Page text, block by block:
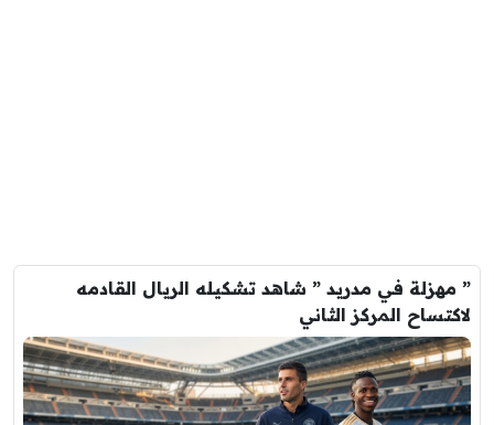
” مهزلة في مدريد ” شاهد تشكيله الريال القادمه
لاكتساح المركز الثاني